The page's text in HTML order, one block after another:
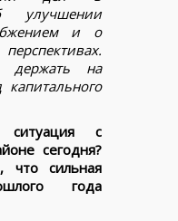
и о
держать на
с
сегодня?
что сильная
года